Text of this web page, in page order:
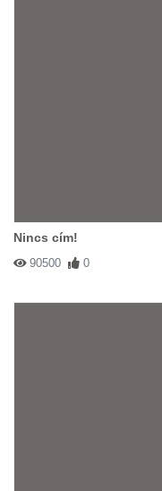
Nincs cím!
90500 0